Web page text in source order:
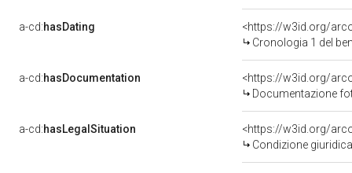
a-cd:hasDating
<https://w3id.org/
Cronologia 1 del
a-cd:hasDocumentation
Documentazione
a-cd:hasLegalSituation
Condizione